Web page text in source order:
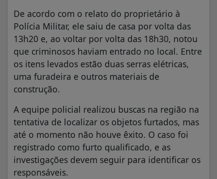
De acordo com o relato do proprietário à
Polícia Militar, ele saiu de casa por volta das
13h20 e, ao voltar por volta das 18h30, notou
que criminosos haviam entrado no local. Entre
os itens levados estão duas serras elétricas,
uma furadeira e outros materiais de
construção.
A equipe policial realizou buscas na região na
tentativa de localizar os objetos furtados, mas
até o momento não houve êxito. O caso foi
registrado como furto qualificado, e as
investigações devem seguir para identificar os
responsáveis.